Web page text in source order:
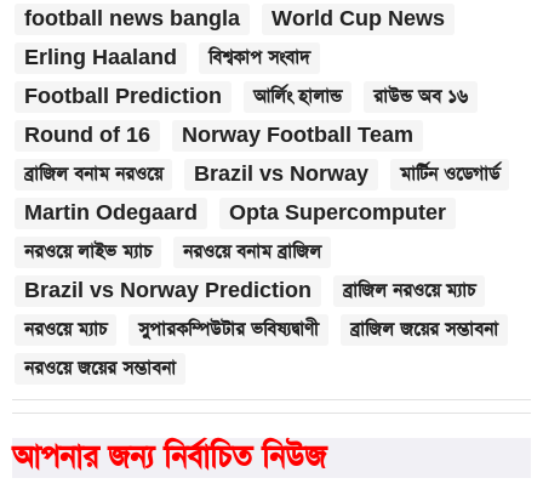
football news bangla
World Cup News
Erling Haaland
বিশ্বকাপ সংবাদ
Football Prediction
আর্লিং হালান্ড
রাউন্ড অব ১৬
Round of 16
Norway Football Team
ব্রাজিল বনাম নরওয়ে
Brazil vs Norway
মার্টিন ওডেগার্ড
Martin Odegaard
Opta Supercomputer
নরওয়ে লাইভ ম্যাচ
নরওয়ে বনাম ব্রাজিল
Brazil vs Norway Prediction
ব্রাজিল নরওয়ে ম্যাচ
নরওয়ে ম্যাচ
সুপারকম্পিউটার ভবিষ্যদ্বাণী
ব্রাজিল জয়ের সম্ভাবনা
নরওয়ে জয়ের সম্ভাবনা
আপনার জন্য নির্বাচিত নিউজ